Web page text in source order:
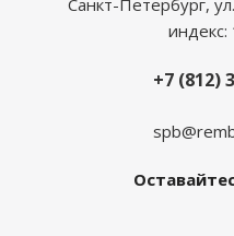
Санкт-Петербург,
индекс:
+7 (812)